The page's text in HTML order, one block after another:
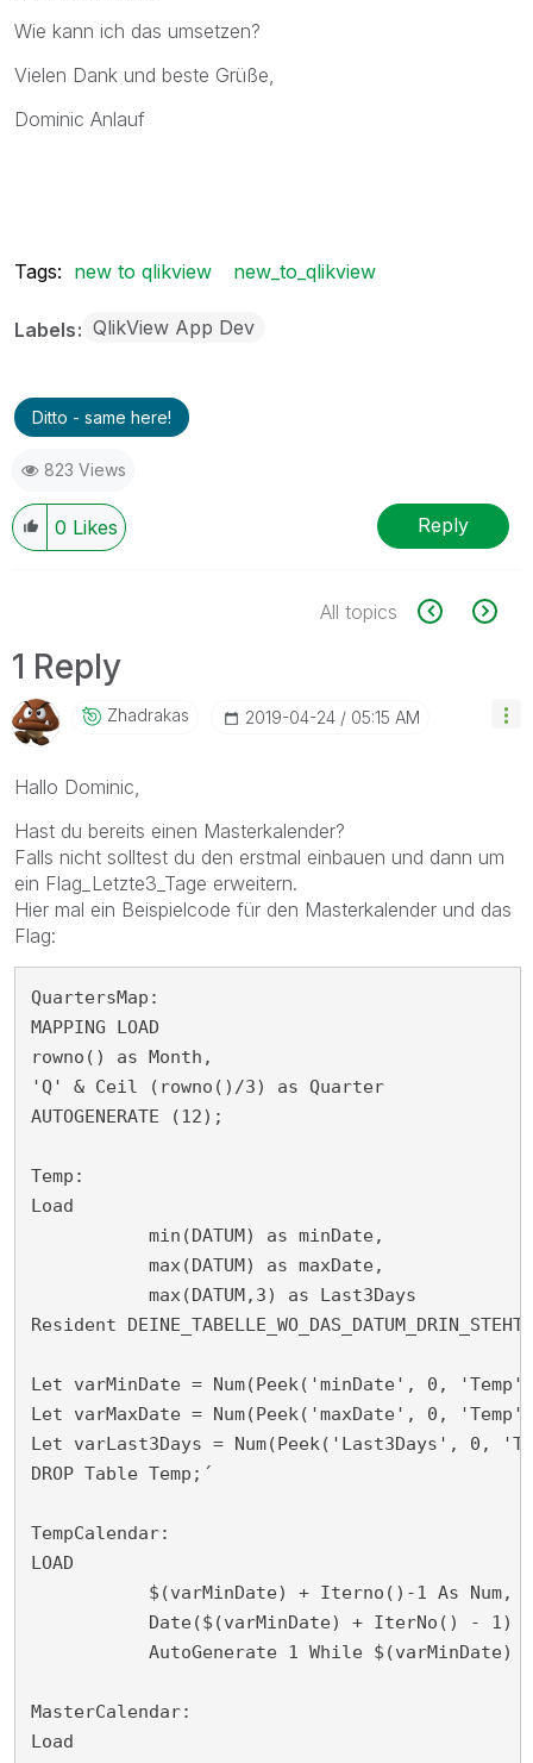
Wie kann ich das umsetzen?
Vielen Dank und beste Grüße,
Dominic Anlauf
Tags: new to qlikview new_to_qlikview
Labels QlikView App Dev
Ditto - same here!
823 Views
0 Likes Reply
All topics
1 Reply
Zhadrakas ‎2019-04-24 05:15 AM
Hallo Dominic,
Hast du bereits einen Masterkalender?
Falls nicht solltest du den erstmal einbauen und dann um
ein Flag_Letzte3_Tage erweitern.
Hier mal ein Beispielcode für den Masterkalender und das
Flag:
QuartersMap:
MAPPING LOAD
rowno() as Month,
'Q' & Ceil (rowno()/3) as Quarter
AUTOGENERATE (12);
Temp:
Load
           min(DATUM) as minDate,
           max(DATUM) as maxDate,
           max(DATUM,3) as Last3Days
Resident DEINE_TABELLE_WO_DAS_DATUM_DRIN_STEHT;
Let varMinDate = Num(Peek('minDate', 0,
Let varMaxDate = Num(Peek('maxDate', 0,
Let varLast3Days = Num(Peek('Last3Days', 0,
DROP Table Temp;´
TempCalendar:
LOAD
           $(varMinDate) + Iterno()-1 As Num,
Date($(varMinDate) + IterNo() - 1)
AutoGenerate 1 While $(varMinDate)
MasterCalendar:
Load